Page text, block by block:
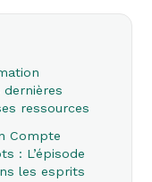
ressources
Compte
: L’épisode
les esprits